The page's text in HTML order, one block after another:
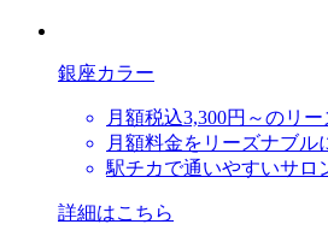
銀座カラー
月額税込3,300円～のリ
月額料金をリーズナブル
駅チカで通いやすいサロ
詳細はこちら